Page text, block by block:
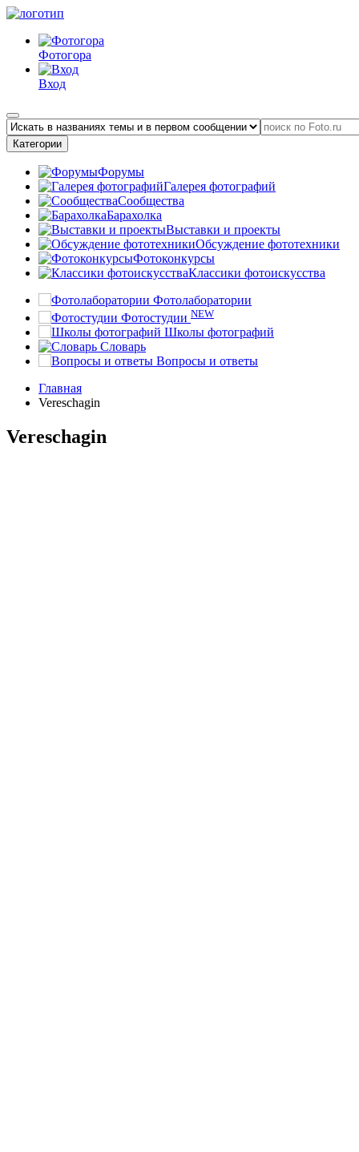
Фотогора
Вход
Категории
Форумы
Галерея фотографий
Сообщества
Барахолка
Выставки и проекты
Обсуждение фототехники
Фотоконкурсы
Классики фотоискусства
Фотолаборатории
Фотостудии NEW
Школы фотографий
Словарь
Вопросы и ответы
Главная
Vereschagin
Vereschagin